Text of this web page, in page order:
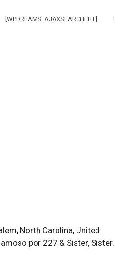
[WPDREAMS_AJAXSEARCHLITE]
North Carolina, United
por 227 & Sister, Sister.